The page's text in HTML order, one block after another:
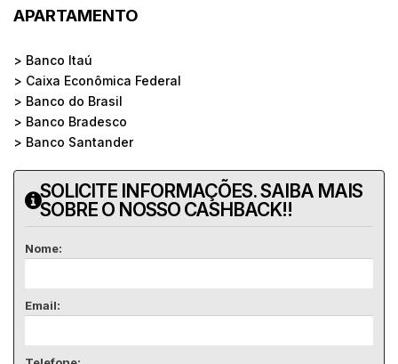
APARTAMENTO
> Banco Itaú
> Caixa Econômica Federal
> Banco do Brasil
> Banco Bradesco
> Banco Santander
SOLICITE INFORMAÇÕES. SAIBA MAIS
SOBRE O NOSSO CASHBACK!!
Nome:
Email: